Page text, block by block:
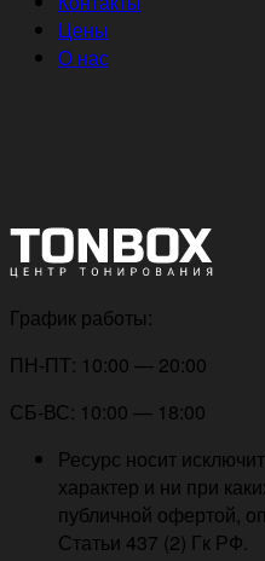
Цены
О нас
График работы:
ПН-ПТ: 10:00 — 20:00
СБ-ВС: 10:00 — 18:00
Ресурс носит
характер и ни при
публичной офертой,
Статьи 437 (2) Гк РФ.